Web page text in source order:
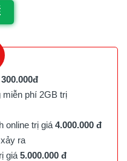
300.000đ
miễn phí 2GB trị
online trị giá 4.000.000 đ
ra
giá 5.000.000 đ